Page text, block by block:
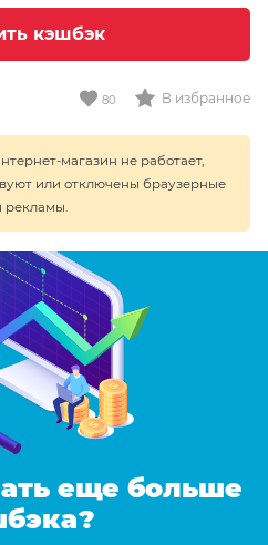
кэшбэк
80 В избранное
магазин не работает,
или отключены браузерные
рекламы.
еще больше